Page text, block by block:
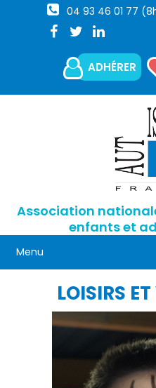
04 93 46 01 77
ADHÉRER
Association
enfants et
LOISIRS